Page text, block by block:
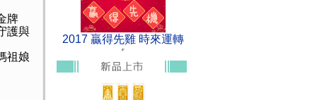
牌
護與
祖娘
2017 贏得先雞 時來運轉